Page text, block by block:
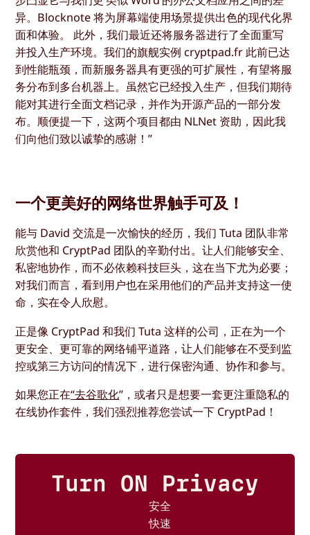
异。Blocknote 将为屏幕端使用场景提供出色的现代化界
面和体验。 此外，我们最近还将服务器进行了全面重写
并投入生产环境。我们的旗舰实例 cryptpad.fr 此前已达
到性能瓶颈，而新服务器具有更强的可扩展性，有望将服
务分布到多台机器上。虽然它已经投入生产，但我们期待
能对其进行全面文档记录，并作为开源产品的一部分发
布。顺便提一下，这两个项目都由 NLNet 资助，因此我
们向他们致以诚挚的感谢！”
一个更美好的网络世界触手可及！
能与 David 交流是一次愉快的经历，我们 Tuta 团队非常
欣赏他和 CryptPad 团队的辛勤付出。让人们能够安全、
私密地协作，而不必依赖科技巨头，这在当下尤为必要；
对我们而言，看到用户也在采用他们的产品并支持这一使
命，实在令人欣慰。
正是像 CryptPad 和我们 Tuta 这样的公司，正在为一个
更安全、更可靠的网络铺平道路，让人们能够在不受到监
控或第三方访问的情况下，进行保密沟通、协作和参与。
如果您正在“去谷歌化”，或者只是想要一套更注重隐私的
在线协作套件，我们强烈推荐您尝试一下 CryptPad！
Turn ON Privacy
安全
快速